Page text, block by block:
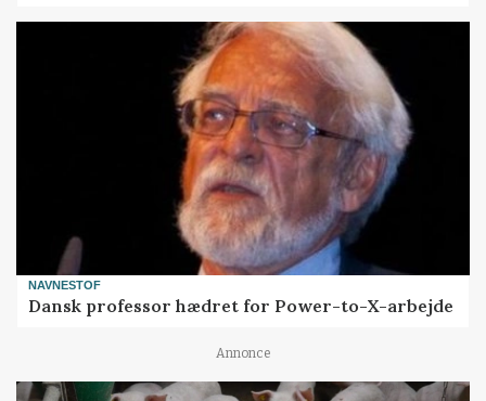
NAVNESTOF
Dansk professor hædret for Power-to-X-arbejde
Annonce